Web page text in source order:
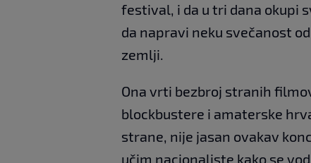
festival, i da u tri dana okupi
da napravi neku svečanost
zemlji.
Ona vrti bezbroj stranih
blockbustere i amaterske
strane, nije jasan ovakav
učim nacionaliste kako se